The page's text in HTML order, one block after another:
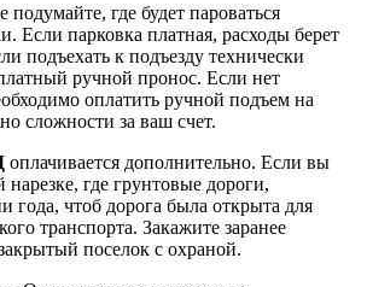
подумайте, где будет пароваться
Если парковка платная, расходы берет
подъехать к подъезду технически
ручной пронос. Если нет
оплатить ручной подъем на
сложности за ваш счет.
оплачивается дополнительно. Если вы
где грунтовые дороги,
года, чтоб дорога была открыта для
транспорта. Закажите заранее
поселок с охраной.